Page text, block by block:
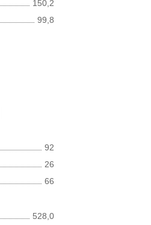
150,2
99,8
92
26
66
528,0